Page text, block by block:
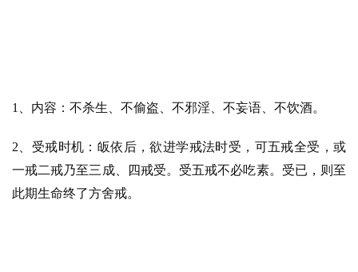
1、内容：不杀生、不偷盗、不邪淫、不妄语、不饮酒。
2、受戒时机：皈依后，欲进学戒法时受，可五戒全受，或
一戒二戒乃至三成、四戒受。受五戒不必吃素。受已，则至
此期生命终了方舍戒。